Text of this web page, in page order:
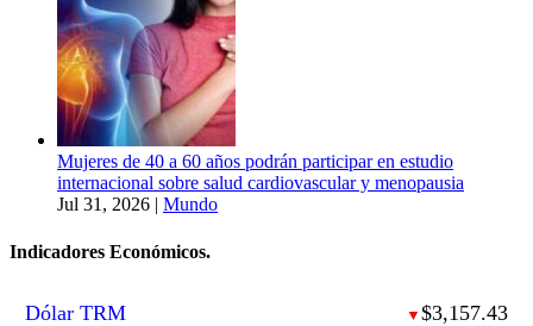
Mujeres de 40 a 60 años podrán participar en estudio
internacional sobre salud cardiovascular y menopausia
Jul 31, 2026 | Mundo
Indicadores Económicos.
Dólar TRM ▼ $3,157.43